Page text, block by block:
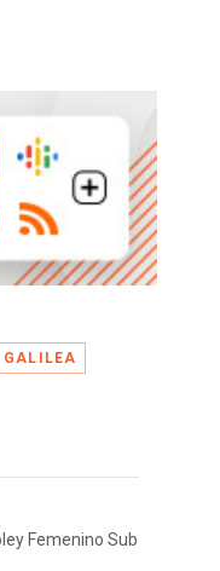
GALILEA
Femenino Sub